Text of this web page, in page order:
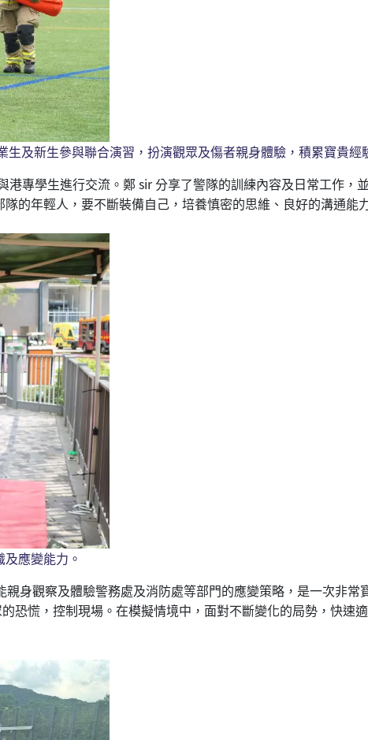
及新生參與聯合演習，扮演觀眾及傷者親身體驗，積累寶貴經
專學生進行交流。鄭 sir 分享了警隊的訓練內容及日常工作，
的年輕人，要不斷裝備自己，培養慎密的思維、良好的溝通能
應變能力。
身觀察及體驗警務處及消防處等部門的應變策略，是一次非常
恐慌，控制現場。在模擬情境中，面對不斷變化的局勢，快速